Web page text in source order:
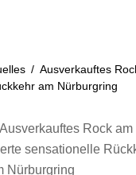
/ Ausverkauftes
am Nürburgring